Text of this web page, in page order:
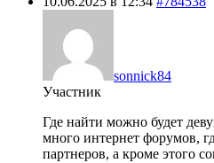
sonnick84
Участник
Где найти можно будет
много интернет форумов,
партнеров, а кроме этого